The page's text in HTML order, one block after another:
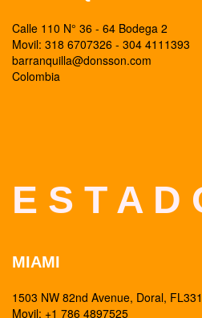
Calle 110 N° 36 - 64 Bodega 2
Movil: 318 6707326 - 304 4111393
barranquilla@donsson.com
Colombia
E S T A
MIAMI
1503 NW 82nd Avenue, Doral,
Movil: +1 786 4897525